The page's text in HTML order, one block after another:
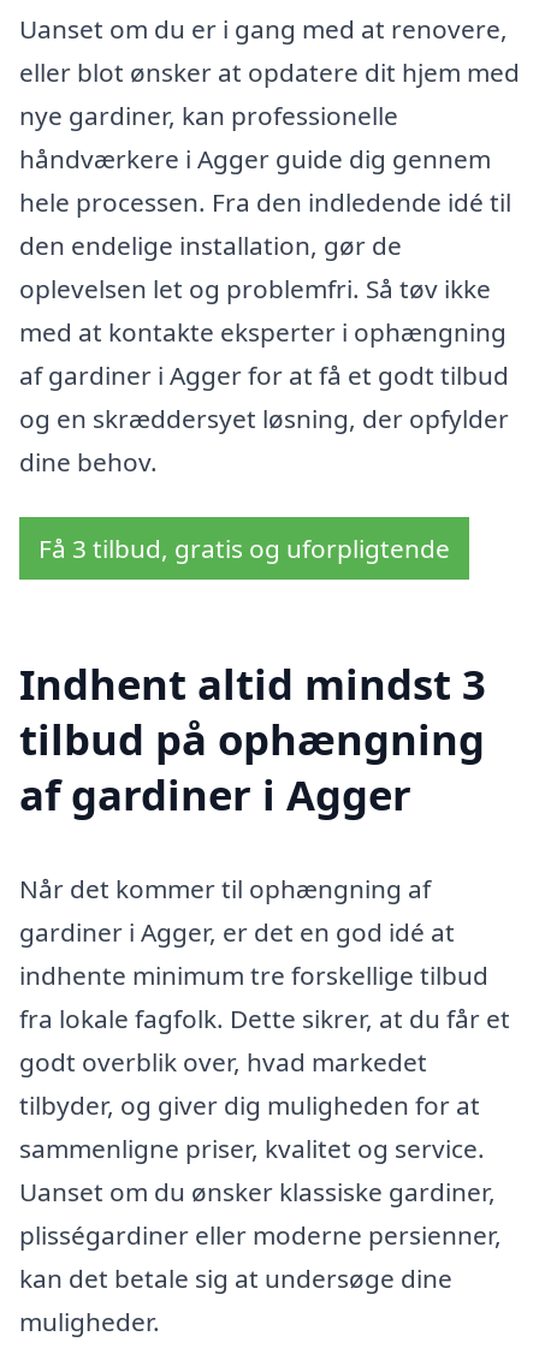
Uanset om du er i gang med at renovere,
eller blot ønsker at opdatere dit hjem med
nye gardiner, kan professionelle
håndværkere i Agger guide dig gennem
hele processen. Fra den indledende idé til
den endelige installation, gør de
oplevelsen let og problemfri. Så tøv ikke
med at kontakte eksperter i ophængning
af gardiner i Agger for at få et godt tilbud
og en skræddersyet løsning, der opfylder
dine behov.
Få 3 tilbud, gratis og uforpligtende
Indhent altid mindst 3
tilbud på ophængning
af gardiner i Agger
Når det kommer til ophængning af
gardiner i Agger, er det en god idé at
indhente minimum tre forskellige tilbud
fra lokale fagfolk. Dette sikrer, at du får et
godt overblik over, hvad markedet
tilbyder, og giver dig muligheden for at
sammenligne priser, kvalitet og service.
Uanset om du ønsker klassiske gardiner,
plisségardiner eller moderne persienner,
kan det betale sig at undersøge dine
muligheder.